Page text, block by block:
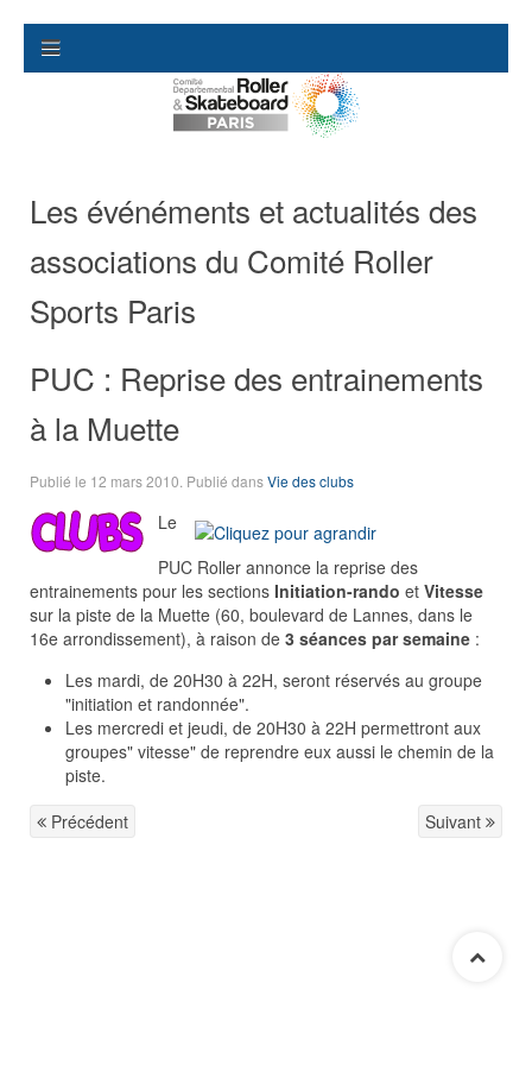
Les événéments et actualités des
associations du Comité Roller
Sports Paris
PUC : Reprise des entrainements
à la Muette
Publié le 12 mars 2010 . Publié dansVie des clubs
Le
PUC Roller annonce la reprise des
entrainements pour les sections Initiation-rando et Vitesse
sur la piste de la Muette (60, boulevard de Lannes, dans le
16e arrondissement), à raison de 3 séances par semaine :
Les mardi, de 20H30 à 22H, seront réservés au groupe
"initiation et randonnée".
Les mercredi et jeudi, de 20H30 à 22H permettront aux
groupes" vitesse" de reprendre eux aussi le chemin de la
piste.
Précédent
Suivant